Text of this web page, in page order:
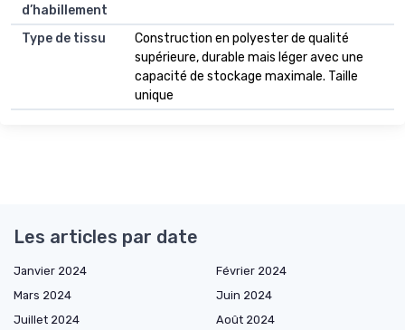
d’habillement
Type de tissu
Construction en polyester de qualité
supérieure, durable mais léger avec une
capacité de stockage maximale. Taille
unique
Les articles par date
Janvier 2024
Février 2024
Mars 2024
Juin 2024
Juillet 2024
Août 2024